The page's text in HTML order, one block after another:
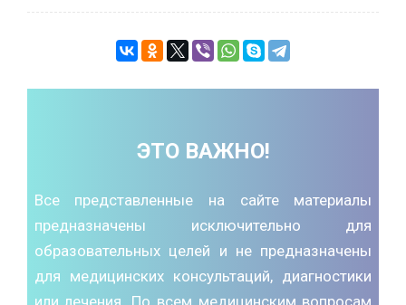
ЭТО ВАЖНО!
Все представленные на сайте материалы
предназначены исключительно для
образовательных целей и не предназначены
для медицинских консультаций, диагностики
или лечения. По всем медицинским вопросам